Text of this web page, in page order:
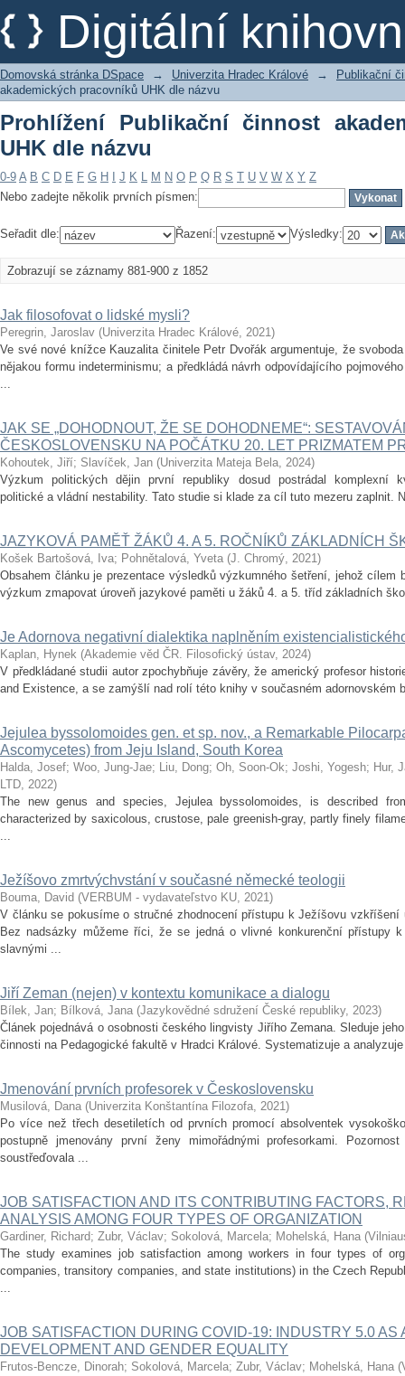
Digitální
Prohlížení Publikační činnost
Domovská stránka DSpace → Univerzita Hradec Králové →
Publikační
akademických pracovníků UHK dle názvu
Prohlížení Publikační činnost
UHK dle názvu
0-9 A B C D E F G H J K L M N O P Q R S T U V W X Y Z
Nebo zadejte několik prvních písmen:
Seřadit dle: Řazení: Výsledky:
Zobrazují se záznamy 881-900 z 1852
Jak filosofovat o lidské mysli?
Peregrin, Jaroslav (Univerzita Hradec Králové, 2021)
Ve své nové knížce Kauzalita činitele Petr Dvořák argumentuje, že
nějakou formu indeterminismu; a předkládá návrh odpovídajícího
...
JAK SE „DOHODNOUT, ŽE SE DOHODNEME“:
ČESKOSLOVENSKU NA POČÁTKU 20. LET PRIZMATEM
Kohoutek, Jiří; Slavíček, Jan (Univerzita Mateja Bela, 2024)
Výzkum politických dějin první republiky dosud postrádal komplexní
politické a vládní nestability. Tato studie si klade za cíl tuto mezeru zaplnit.
JAZYKOVÁ PAMĚŤ ŽÁKŮ 4. A 5. ROČNÍKŮ ZÁKLADNÍCH
Košek Bartošová, Iva; Pohnětalová, Yveta (J. Chromý, 2021)
Obsahem článku je prezentace výsledků výzkumného šetření, jehož cílem
výzkum zmapovat úroveň jazykové paměti u žáků 4. a 5. tříd základních
Je Adornova negativní dialektika naplněním
Kaplan, Hynek (Akademie věd ČR. Filosofický ústav, 2024)
V předkládané studii autor zpochybňuje závěry, že americký profesor
and Existence, a se zamýšlí nad rolí této knihy v současném adornovském
Jejulea byssolomoides gen. et sp. nov., a Remarkable
Ascomycetes) from Jeju Island, South Korea
Halda, Josef; Woo, Jung-Jae; Liu, Dong; Oh, Soon-Ok; Joshi, Yogesh; Hur,
LTD, 2022)
The new genus and species, Jejulea byssolomoides, is described
characterized by saxicolous, crustose, pale greenish-gray, partly finely
...
Ježíšovo zmrtvýchvstání v současné německé teologii
Bouma, David (VERBUM - vydavateľstvo KU, 2021)
V článku se pokusíme o stručné zhodnocení přístupu k Ježíšovu
Bez nadsázky můžeme říci, že se jedná o vlivné konkurenční přístupy k
slavnými ...
Jiří Zeman (nejen) v kontextu komunikace a dialogu
Bílek, Jan; Bílková, Jana (Jazykovědné sdružení České republiky, 2023)
Článek pojednává o osobnosti českého lingvisty Jiřího Zemana. Sleduje
činnosti na Pedagogické fakultě v Hradci Králové. Systematizuje a
Jmenování prvních profesorek v Československu
Musilová, Dana (Univerzita Konštantína Filozofa, 2021)
Po více než třech desetiletích od prvních promocí absolventek
postupně jmenovány první ženy mimořádnými profesorkami.
soustřeďovala ...
JOB SATISFACTION AND ITS CONTRIBUTING FACTORS,
ANALYSIS AMONG FOUR TYPES OF ORGANIZATION
Gardiner, Richard; Zubr, Václav; Sokolová, Marcela; Mohelská, Hana (
The study examines job satisfaction among workers in four types of
companies, transitory companies, and state institutions) in the Czech
...
JOB SATISFACTION DURING COVID-19: INDUSTRY 5.0 AS
DEVELOPMENT AND GENDER EQUALITY
Frutos-Bencze, Dinorah; Sokolová, Marcela; Zubr, Václav; Mohelská, Hana (